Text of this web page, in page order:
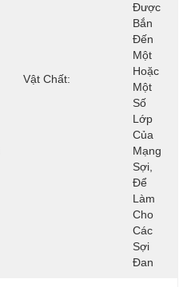
Vật Chất:
Được
Bắn
Đến
Một
Hoặc
Một
Số
Lớp
Của
Mạng
Sợi,
Để
Làm
Cho
Các
Sợi
Đan